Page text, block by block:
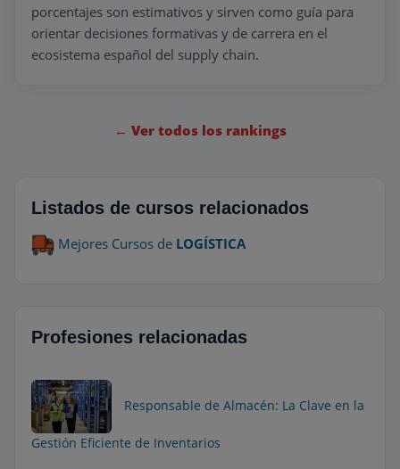
porcentajes son estimativos y sirven como guía para
orientar decisiones formativas y de carrera en el
ecosistema español del supply chain.
← Ver todos los rankings
Listados de cursos relacionados
Mejores Cursos de LOGÍSTICA
Profesiones relacionadas
Responsable de Almacén: La Clave en la
Gestión Eficiente de Inventarios